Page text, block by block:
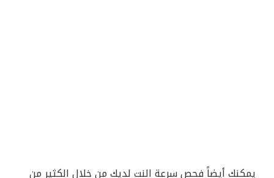
يمكنك أيضاً فحص سرعة النت لديك من خلال الكثير من